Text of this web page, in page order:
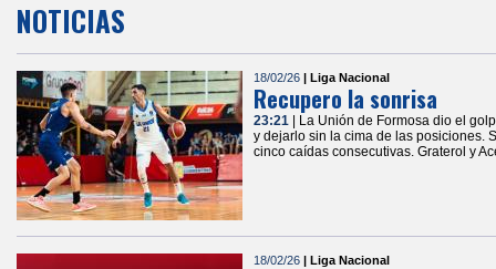
NOTICIAS
18/02/26 | Liga Nacional
Recupero la sonrisa
23:21
| La Unión de Formosa dio el
y dejarlo sin la cima de las posiciones.
cinco caídas consecutivas. Graterol y
18/02/26 | Liga Nacional